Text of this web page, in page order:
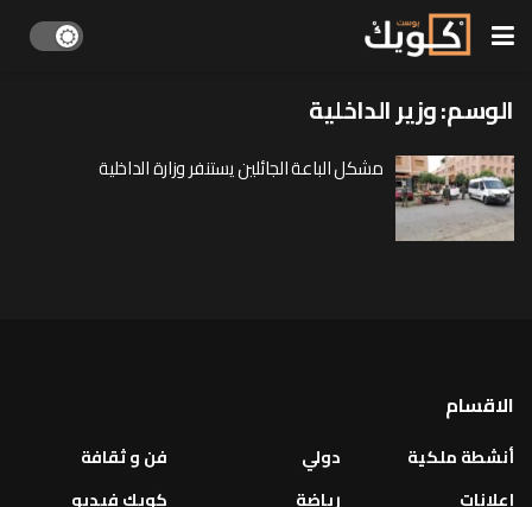
الوسم:وزير الداخلية
مشكل الباعة الجائلين يستنفر وزارة الداخلية
الاقسام
أنشطة ملكية
إعلانات
دولي
رياضة
فن و ثقافة
كويك فيديو